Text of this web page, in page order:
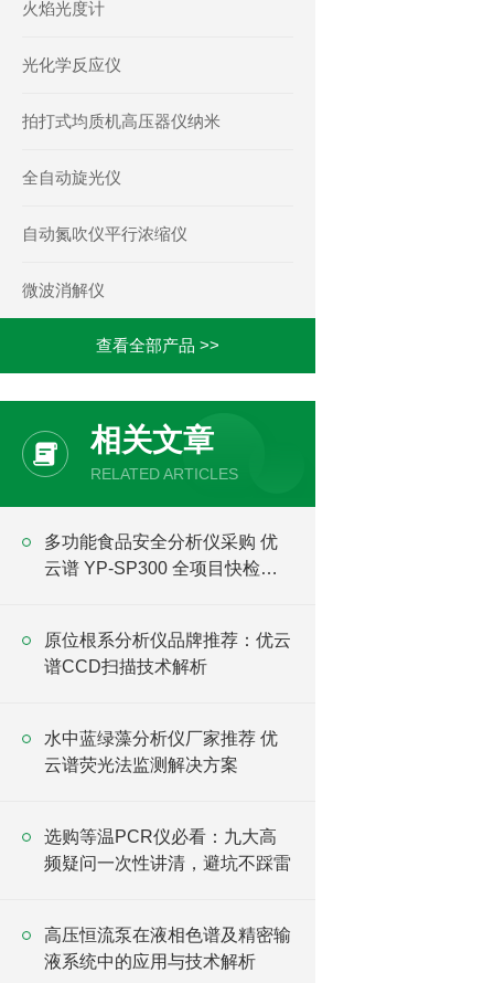
火焰光度计
光化学反应仪
拍打式均质机高压器仪纳米
全自动旋光仪
自动氮吹仪平行浓缩仪
微波消解仪
查看全部产品 >>
相关文章
RELATED ARTICLES
多功能食品安全分析仪采购 优
云谱 YP-SP300 全项目快检设
原位根系分析仪品牌推荐：优云
谱CCD扫描技术解析
水中蓝绿藻分析仪厂家推荐 优
云谱荧光法监测解决方案
选购等温PCR仪必看：九大高
频疑问一次性讲清，避坑不踩雷
高压恒流泵在液相色谱及精密输
液系统中的应用与技术解析